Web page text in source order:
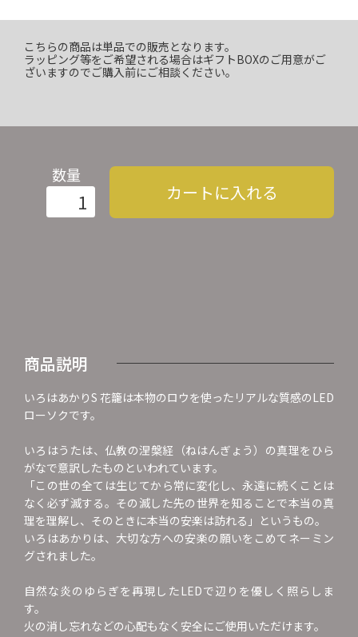
こちらの商品は単品での販売となります。
ラッピング等をご希望される場合はギフトBOXのご用意がご
ざいますのでご購入前にご相談ください。
数量
カートに入れる
商品説明
いろはあかりS 花籠は本物のロウを使ったリアルな質感のLED
ローソクです。
いろはうたは、仏教の涅槃経（ねはんぎょう）の真理をひら
がなで意訳したものといわれています。
「この世の全ては生じてから常に変化し、永遠に続くことは
なく必ず滅する。その滅した先の世界を知ることで本当の真
理を理解し、そのときに本当の安楽は訪れる」というもの。
いろはあかりは、大切な方への安楽の願いをこめてネーミン
グされました。
自然な炎のゆらぎを再現したLEDで辺りを優しく照らしま
す。
火の消し忘れなどの心配もなく安全にご使用いただけます。